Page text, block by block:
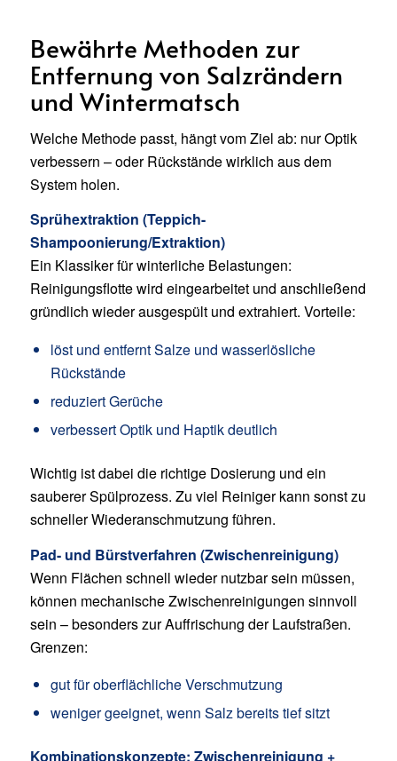
Bewährte Methoden zur
Entfernung von Salzrändern
und Wintermatsch
Welche Methode passt, hängt vom Ziel ab: nur Optik
verbessern – oder Rückstände wirklich aus dem
System holen.
Sprühextraktion (Teppich-
Shampoonierung/Extraktion)
Ein Klassiker für winterliche Belastungen:
Reinigungsflotte wird eingearbeitet und anschließend
gründlich wieder ausgespült und extrahiert. Vorteile:
löst und entfernt Salze und wasserlösliche
Rückstände
reduziert Gerüche
verbessert Optik und Haptik deutlich
Wichtig ist dabei die richtige Dosierung und ein
sauberer Spülprozess. Zu viel Reiniger kann sonst zu
schneller Wiederanschmutzung führen.
Pad- und Bürstverfahren (Zwischenreinigung)
Wenn Flächen schnell wieder nutzbar sein müssen,
können mechanische Zwischenreinigungen sinnvoll
sein – besonders zur Auffrischung der Laufstraßen.
Grenzen:
gut für oberflächliche Verschmutzung
weniger geeignet, wenn Salz bereits tief sitzt
Kombinationskonzepte: Zwischenreinigung +